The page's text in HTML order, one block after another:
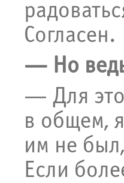
Согласен.
— Но ведь
— Для
в общем,
им не
Если